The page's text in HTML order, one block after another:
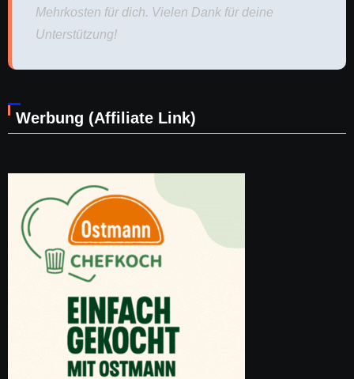
Mehrkosten für dich. Vielen Dank für deine
Unterstützung!
Werbung (Affiliate Link)